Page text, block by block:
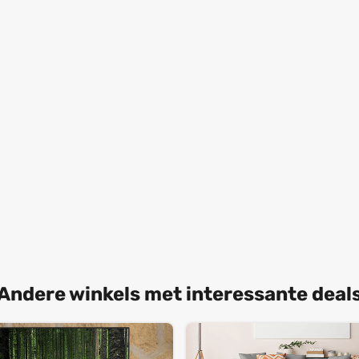
winkels met interessante